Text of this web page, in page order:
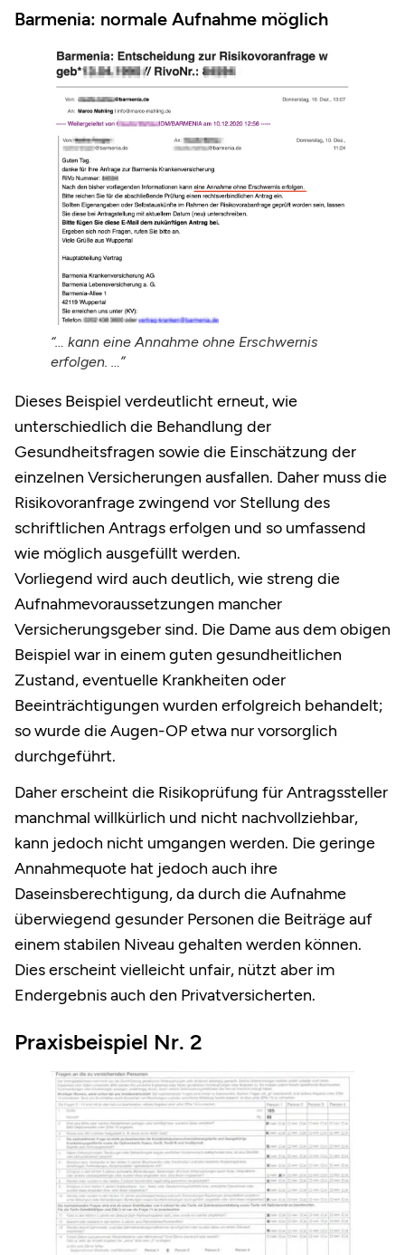
Barmenia: normale Aufnahme möglich
“… kann eine Annahme ohne Erschwernis
erfolgen. …”
Dieses Beispiel verdeutlicht erneut, wie
unterschiedlich die Behandlung der
Gesundheitsfragen sowie die Einschätzung der
einzelnen Versicherungen ausfallen. Daher muss die
Risikovoranfrage zwingend vor Stellung des
schriftlichen Antrags erfolgen und so umfassend
wie möglich ausgefüllt werden.
Vorliegend wird auch deutlich, wie streng die
Aufnahmevoraussetzungen mancher
Versicherungsgeber sind. Die Dame aus dem obigen
Beispiel war in einem guten gesundheitlichen
Zustand, eventuelle Krankheiten oder
Beeinträchtigungen wurden erfolgreich behandelt;
so wurde die Augen-OP etwa nur vorsorglich
durchgeführt.
Daher erscheint die Risikoprüfung für Antragssteller
manchmal willkürlich und nicht nachvollziehbar,
kann jedoch nicht umgangen werden. Die geringe
Annahmequote hat jedoch auch ihre
Daseinsberechtigung, da durch die Aufnahme
überwiegend gesunder Personen die Beiträge auf
einem stabilen Niveau gehalten werden können.
Dies erscheint vielleicht unfair, nützt aber im
Endergebnis auch den Privatversicherten.
Praxisbeispiel Nr. 2